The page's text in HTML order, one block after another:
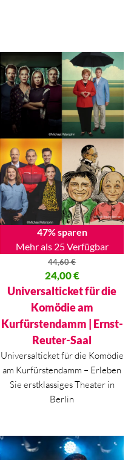
47% sparen
Mehr als 25 Verfügbar
44,60€
Ursprünglicher Preis war:
24,00€
Aktueller Preis ist: 24,00 €.
Universalticket für die
Komödie am
Kurfürstendamm | Ernst-
Reuter-Saal
Universalticket für die Komödie
am Kurfürstendamm – Erleben
Sie erstklassiges Theater in
Berlin